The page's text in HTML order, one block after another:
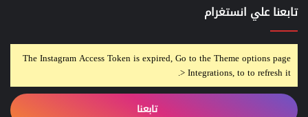
تابعنا علي انستغرام
The Instagram Access Token is expired, Go to the Theme options page
> Integrations, to to refresh it.
تابعنا